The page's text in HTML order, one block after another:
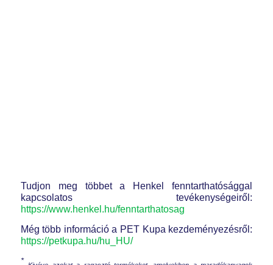
Tudjon meg többet a Henkel fenntarthatósággal
kapcsolatos tevékenységeiről:
https://www.henkel.hu/fenntarthatosag
Még több információ a PET Kupa kezdeményezésről:
https://petkupa.hu/hu_HU/
*